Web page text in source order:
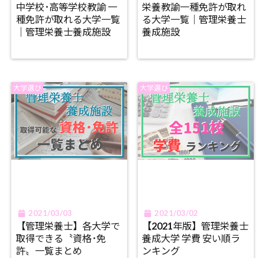
中学校･高等学校教諭 一
種免許が取れる大学一覧
｜管理栄養士養成施設
栄養教諭一種免許が取れ
る大学一覧｜管理栄養士
養成施設
大学選び
2021/03/03
【管理栄養士】各大学で
取得できる〝資格･免
許〟一覧まとめ
大学選び
2021/03/02
【2021年版】管理栄養士
養成大学 学費 安い順ラ
ンキング